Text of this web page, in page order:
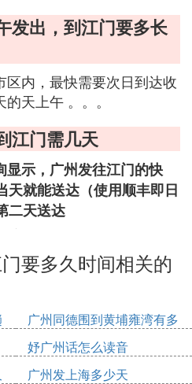
发出，到江门要多长
内，最快需要次日到达收
天上午 。。。
江门需几天
示，广州发往江门的快
天就能送达（使用顺丰即日
二天送达
要多久时间相关的
广州同德围到黄埔雍湾有多
少公里
妤广州话怎么读音
广州发上海多少天